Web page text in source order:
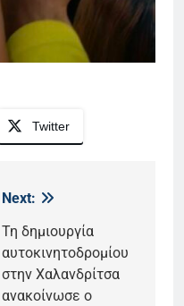
Twitter
Next:
Τη δημιουργία
αυτοκινητοδρομίου
στην Χαλανδρίτσα
ανακοίνωσε ο